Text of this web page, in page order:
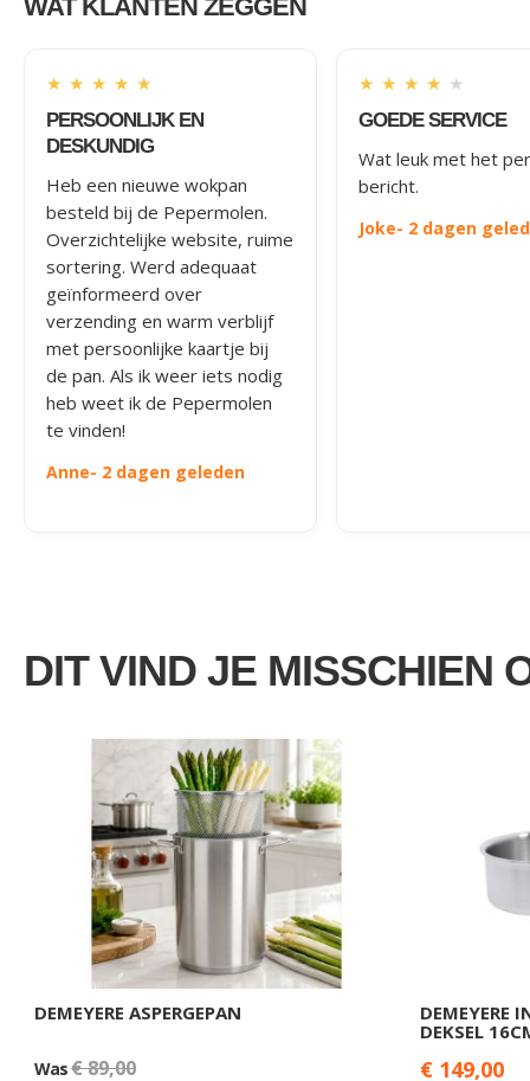
WAT KLANTEN ZEGGEN
★ ★ ★ ★ ★
PERSOONLIJK EN
DESKUNDIG
Heb een nieuwe wokpan
besteld bij de Pepermolen.
Overzichtelijke website, ruime
sortering. Werd adequaat
geïnformeerd over
verzending en warm verblijf
met persoonlijke kaartje bij
de pan. Als ik weer iets nodig
heb weet ik de Pepermolen
te vinden!
Anne- 2 dagen geleden
★ ★ ★ ★ ★
GOEDE SERVICE
Wat leuk met het
bericht.
Joke- 2 dagen
DIT VIND JE MISSCHIEN
DEMEYERE ASPERGEPAN
Was€ 89,00
DEMEYERE
DEKSEL
€ 149,00